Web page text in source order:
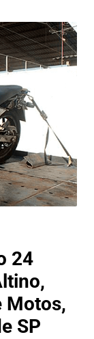
24
Motos,
SP